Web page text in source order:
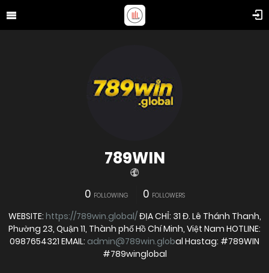
789WIN
0 FOLLOWING 0 FOLLOWERS
WEBSITE: https://789win.global/ĐỊA CHỈ: 31 Đ. Lê Thánh Thanh,
Phường 23, Quận 11, Thành phố Hồ Chí Minh, Việt Nam HOTLINE:
0987654321 EMAIL: admin@789win.global Hastag: #789WIN
#789winglobal